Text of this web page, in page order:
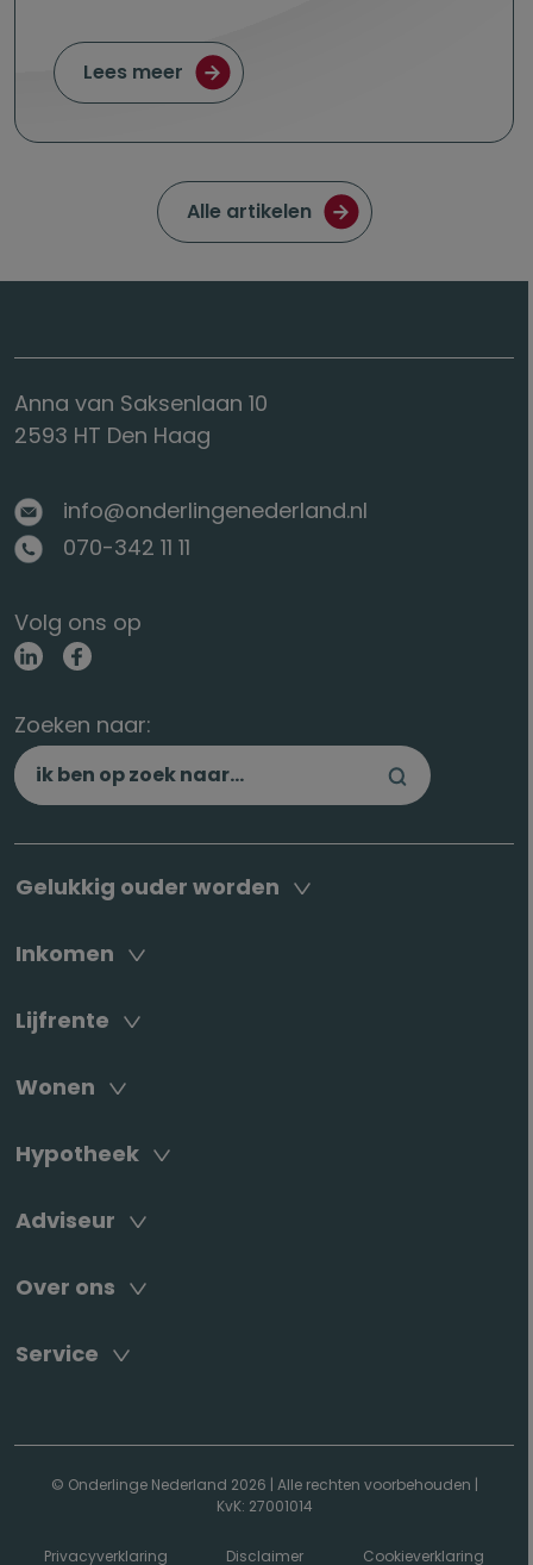
Lees meer over Plan
Ga naar de pagina met
Alle artikelen
Anna van Saksenlaan 10
2593 HT Den Haag
info@onderlingenederland.nl
070-342 11 11
Volg ons op
Zoeken naar:
Gelukkig ouder worden
Inkomen
Lijfrente
Wonen
Hypotheek
Adviseur
Over ons
Service
© Onderlinge Nederland 2026 | Alle rechten voorbehouden |
KvK: 27001014
Privacyverklaring Disclaimer Cookieverklaring